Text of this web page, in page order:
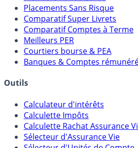
Meilleures Assurances-Vie
Meilleurs Fonds Euros
Placements Sans Risque
Comparatif Super Livrets
Comparatif Comptes à Terme
Meilleurs PER
Banques & Comptes rémunérés
Outils
Calculateur d'intérêts
Calculette Impôts
Calculette Rachat Assurance Vie